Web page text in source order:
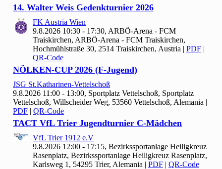
14. Walter Weis Gedenkturnier 2026
FK Austria Wien
9.8.2026 10:30 - 17:30, ARBÖ-Arena - FCM
Traiskirchen, ARBÖ-Arena - FCM Traiskirchen,
Hochmühlstraße 30, 2514 Traiskirchen, Austria | PDF |
QR-Code
NÖLKEN-CUP 2026 (F-Jugend)
JSG St.Katharinen-Vettelschoß
9.8.2026 11:00 - 13:00, Sportplatz Vettelschoß, Sportplatz
Vettelschoß, Willscheider Weg, 53560 Vettelschoß, Alemania |
PDF | QR-Code
TACT VfL Trier Jugendturnier C-Mädchen
VfL Trier 1912 e.V
9.8.2026 12:00 - 17:15, Bezirkssportanlage Heiligkreuz
Rasenplatz, Bezirkssportanlage Heiligkreuz Rasenplatz,
Karlsweg 1, 54295 Trier, Alemania | PDF | QR-Code